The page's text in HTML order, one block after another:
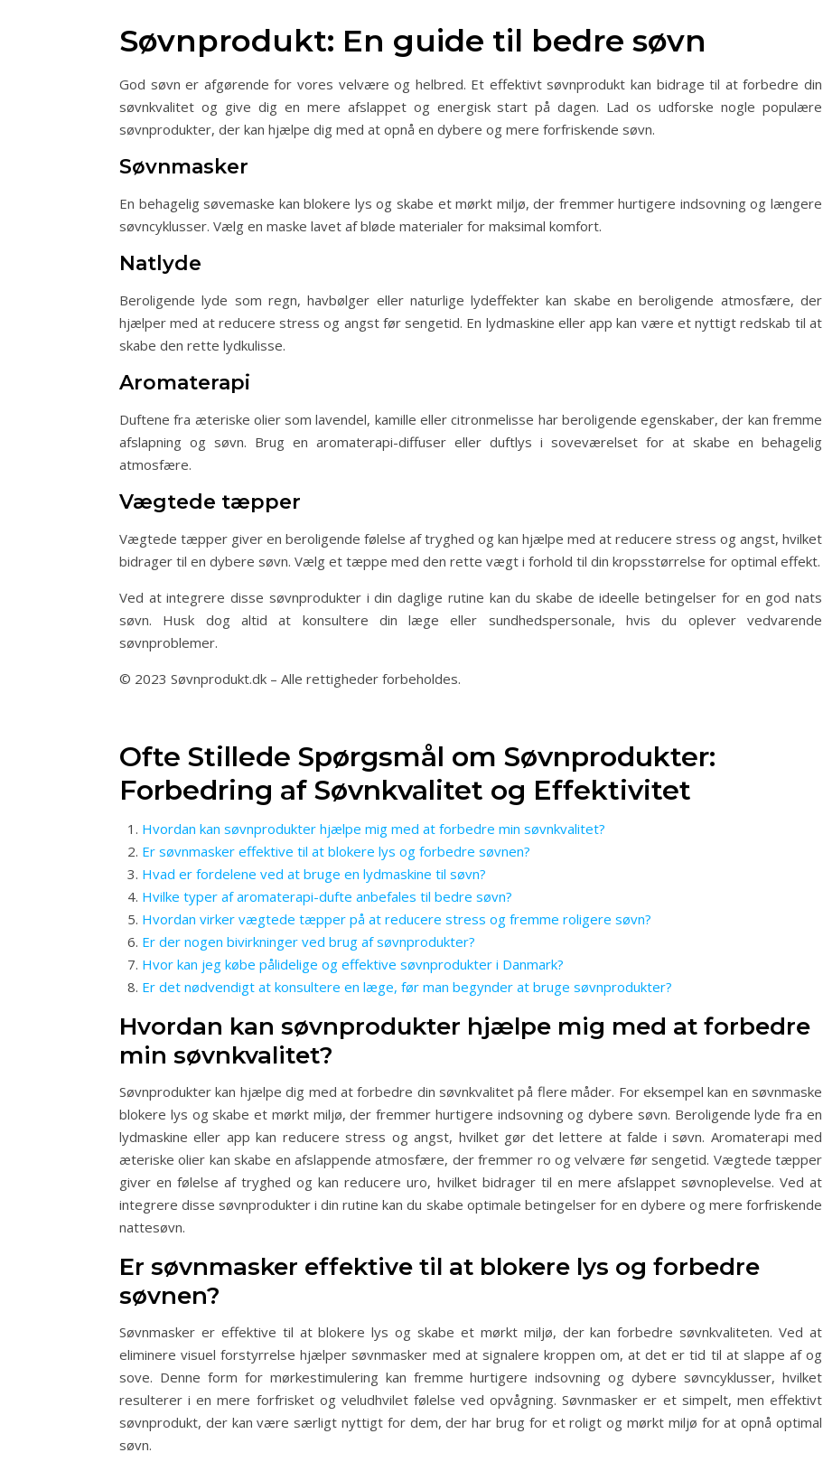
Søvnprodukt: En guide til bedre søvn
God søvn er afgørende for vores velvære og helbred. Et effektivt søvnprodukt kan bidrage til at forbedre din
søvnkvalitet og give dig en mere afslappet og energisk start på dagen. Lad os udforske nogle populære
søvnprodukter, der kan hjælpe dig med at opnå en dybere og mere forfriskende søvn.
Søvnmasker
En behagelig søvemaske kan blokere lys og skabe et mørkt miljø, der fremmer hurtigere indsovning og længere
søvncyklusser. Vælg en maske lavet af bløde materialer for maksimal komfort.
Natlyde
Beroligende lyde som regn, havbølger eller naturlige lydeffekter kan skabe en beroligende atmosfære, der
hjælper med at reducere stress og angst før sengetid. En lydmaskine eller app kan være et nyttigt redskab til at
skabe den rette lydkulisse.
Aromaterapi
Duftene fra æteriske olier som lavendel, kamille eller citronmelisse har beroligende egenskaber, der kan fremme
afslapning og søvn. Brug en aromaterapi-diffuser eller duftlys i soveværelset for at skabe en behagelig
atmosfære.
Vægtede tæpper
Vægtede tæpper giver en beroligende følelse af tryghed og kan hjælpe med at reducere stress og angst, hvilket
bidrager til en dybere søvn. Vælg et tæppe med den rette vægt i forhold til din kropsstørrelse for optimal effekt.
Ved at integrere disse søvnprodukter i din daglige rutine kan du skabe de ideelle betingelser for en god nats
søvn. Husk dog altid at konsultere din læge eller sundhedspersonale, hvis du oplever vedvarende
søvnproblemer.
© 2023 Søvnprodukt.dk – Alle rettigheder forbeholdes.
Ofte Stillede Spørgsmål om Søvnprodukter:
Forbedring af Søvnkvalitet og Effektivitet
Hvordan kan søvnprodukter hjælpe mig med at forbedre min søvnkvalitet?
Er søvnmasker effektive til at blokere lys og forbedre søvnen?
Hvad er fordelene ved at bruge en lydmaskine til søvn?
Hvilke typer af aromaterapi-dufte anbefales til bedre søvn?
Hvordan virker vægtede tæpper på at reducere stress og fremme roligere søvn?
Er der nogen bivirkninger ved brug af søvnprodukter?
Hvor kan jeg købe pålidelige og effektive søvnprodukter i Danmark?
Er det nødvendigt at konsultere en læge, før man begynder at bruge søvnprodukter?
Hvordan kan søvnprodukter hjælpe mig med at forbedre
min søvnkvalitet?
Søvnprodukter kan hjælpe dig med at forbedre din søvnkvalitet på flere måder. For eksempel kan en søvnmaske
blokere lys og skabe et mørkt miljø, der fremmer hurtigere indsovning og dybere søvn. Beroligende lyde fra en
lydmaskine eller app kan reducere stress og angst, hvilket gør det lettere at falde i søvn. Aromaterapi med
æteriske olier kan skabe en afslappende atmosfære, der fremmer ro og velvære før sengetid. Vægtede tæpper
giver en følelse af tryghed og kan reducere uro, hvilket bidrager til en mere afslappet søvnoplevelse. Ved at
integrere disse søvnprodukter i din rutine kan du skabe optimale betingelser for en dybere og mere forfriskende
nattesøvn.
Er søvnmasker effektive til at blokere lys og forbedre
søvnen?
Søvnmasker er effektive til at blokere lys og skabe et mørkt miljø, der kan forbedre søvnkvaliteten. Ved at
eliminere visuel forstyrrelse hjælper søvnmasker med at signalere kroppen om, at det er tid til at slappe af og
sove. Denne form for mørkestimulering kan fremme hurtigere indsovning og dybere søvncyklusser, hvilket
resulterer i en mere forfrisket og veludhvilet følelse ved opvågning. Søvnmasker er et simpelt, men effektivt
søvnprodukt, der kan være særligt nyttigt for dem, der har brug for et roligt og mørkt miljø for at opnå optimal
søvn.